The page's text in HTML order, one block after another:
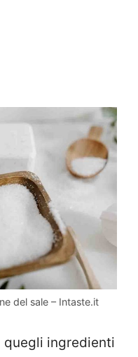
del sale – Intaste.it
quegli ingredienti